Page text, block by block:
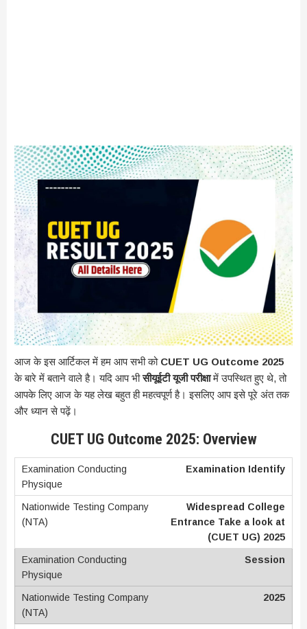
आज के इस आर्टिकल में हम आप सभी कोCUET UG Outcome 2025
के बारे में बताने वाले है। यदि आप भीसीयूईटी यूजी परीक्षामें उपस्थित हुए थे, तो
आपके लिए आज के यह लेख बहुत ही महत्वपूर्ण है। इसलिए आप इसे पूरे अंत तक
और ध्यान से पढ़ें।
CUET UG Outcome 2025: Overview
Examination Identify
Widespread College
Entrance Take a look at
(CUET UG) 2025
Session
2025